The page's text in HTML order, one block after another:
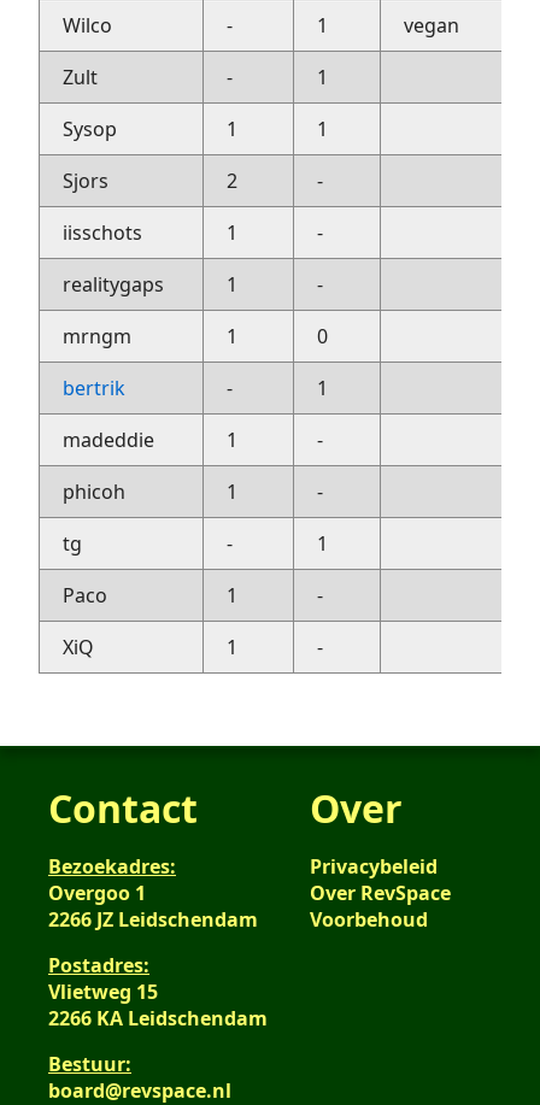
Wilco
- 1
vegan
Zult
-
1
Sysop
1
1
Sjors
2
-
iisschots
1
-
realitygaps
1
-
mrngm
1
0
bertrik
-
1
madeddie
1
-
phicoh
1
-
tg
-
1
Paco
1
-
XiQ
1 -
Contact
Bezoekadres:
Overgoo 1
2266 JZ Leidschendam
Postadres:
Vlietweg 15
2266 KA Leidschendam
Bestuur:
board@revspace.nl
Over
Privacybeleid
Over RevSpace
Voorbehoud